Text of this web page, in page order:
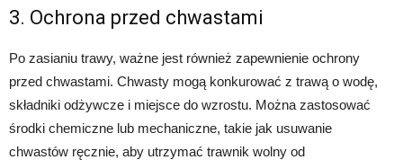
3. Ochrona przed chwastami
Po zasianiu trawy, ważne jest również zapewnienie ochrony
przed chwastami. Chwasty mogą konkurować z trawą o wodę,
składniki odżywcze i miejsce do wzrostu. Można zastosować
środki chemiczne lub mechaniczne, takie jak usuwanie
chwastów ręcznie, aby utrzymać trawnik wolny od